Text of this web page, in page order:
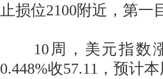
止损位2100附近，第一
10周，美元指数涨
0.448%收57.11，预计